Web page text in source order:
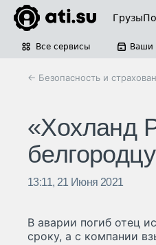
Грузы
Все сервисы Ваши
← Безопасность и
«Хохланд
13:11, 21 Июня 2021
В аварии погиб отец
сроку, а с компании